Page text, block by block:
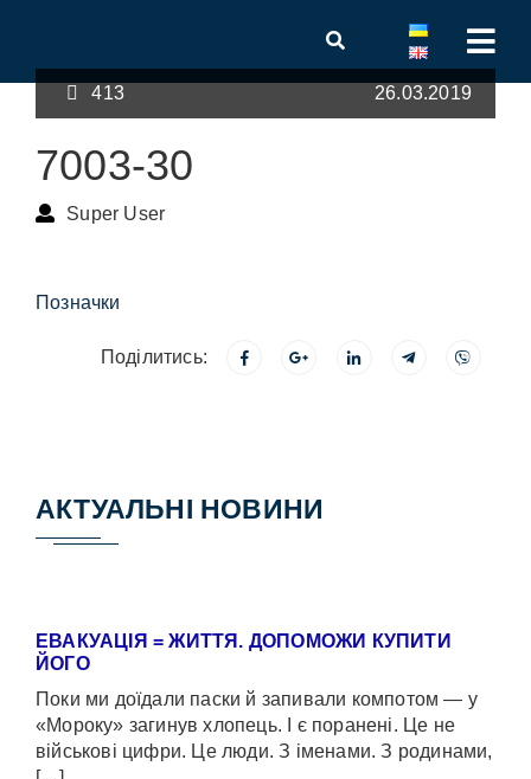
413 26.03.2019
7003-30
Super User
Позначки
Поділитись:
АКТУАЛЬНІ НОВИНИ
ЕВАКУАЦІЯ = ЖИТТЯ. ДОПОМОЖИ КУПИТИ
ЙОГО
Поки ми доїдали паски й запивали компотом — у
«Мороку» загинув хлопець. І є поранені. Це не
військові цифри. Це люди. З іменами. З родинами,